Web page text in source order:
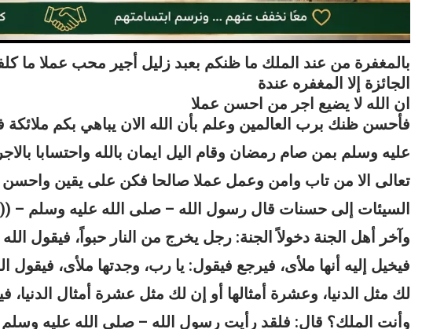
بالمغفرة من عند الملك ما ظنكم بعبد زليل أجير محب عملا ما
الجائزة إلا المغفره عندة
ان الله لا يضيع اجر من احسن عملا
فأحسن ظنك برب العالمين وعلم بأن الله الان يباهي بكم ملائكة
عليه وسلم بمن صام رمضان وقام اليل ايمان بالله واحتسابا
تعالى الا من تاب وامن وعمل عملا صالحا فكن على يقين واحسن
السيئات إلى حسنات قال رسول الله – صلى الله عليه وسلم –
وآخر أهل الجنة دخولاً الجنة: رجل يخرج من النار حبواً، فيقول الله
فيخيل إليه أنها ملأى، فيرجع فيقول: يا رب، وجدتها ملأى،
لك مثل الدنيا، وعشرة أمثالها أو إن لك مثل عشرة أمثال
وأنت الملك؟ قال: فلقد رأيت رسول الله – صلى الله عليه